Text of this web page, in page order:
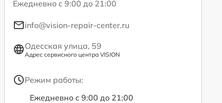
Ежедневно с 9:00 до 21:00
info@vision-repair-center.ru
Одесская улица, 59
Адрес сервисного центра VISION
Режим работы:
Ежедневно с 9:00 до 21:00